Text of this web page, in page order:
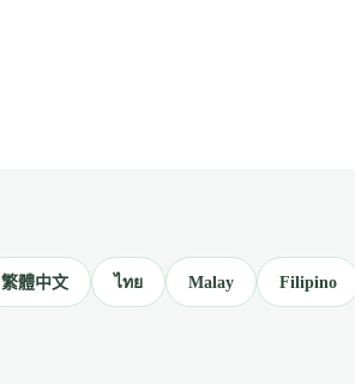
繁體中文 ไทย Malay Filipino